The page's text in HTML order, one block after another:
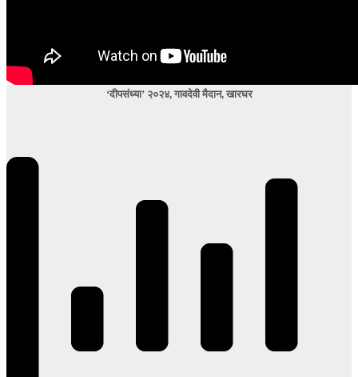
‘दीपसंध्या’ २०२४, गावदेवी मैदान, खारघर